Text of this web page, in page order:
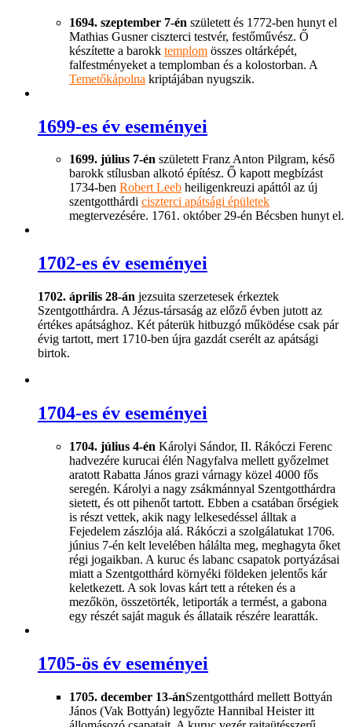
1694. szeptember 7-én született és 1772-ben hunyt el
Mathias Gusner ciszterci testvér, festőművész. Ő
készítette a barokk templom összes oltárképét,
falfestményeket a templomban és a kolostorban. A
Temetőkápolna kriptájában nyugszik.
1699-es év eseményei
1699. július 7-én született Franz Anton Pilgram, késő
barokk stílusban alkotó építész. Ő kapott megbízást
1734-ben Robert Leeb heiligenkreuzi apáttól az új
szentgotthárdi ciszterci apátsági épületek
megtervezésére. 1761. október 29-én Bécsben hunyt el.
1702-es év eseményei
1702. április 28-án jezsuita szerzetesek érkeztek
Szentgotthárdra. A Jézus-társaság az előző évben jutott az
értékes apátsághoz. Két páterük hitbuzgó működése csak pár
évig tartott, mert 1710-ben újra gazdát cserélt az apátsági
birtok.
1704-es év eseményei
1704. július 4-én Károlyi Sándor, II. Rákóczi Ferenc
hadvezére kurucai élén Nagyfalva mellett győzelmet
aratott Rabatta János grazi várnagy közel 4000 fős
seregén. Károlyi a nagy zsákmánnyal Szentgotthárdra
sietett, és ott pihenőt tartott. Ebben a csatában őrségiek
is részt vettek, akik nagy lelkesedéssel álltak a
Fejedelem zászlója alá. Rákóczi a szolgálatukat 1706.
június 7-én kelt levelében hálálta meg, meghagyta őket
régi jogaikban. A kuruc és labanc csapatok portyázásai
miatt a Szentgotthárd környéki földeken jelentős kár
keletkezett. A sok lovas kárt tett a réteken és a
mezőkön, összetörték, letiporták a termést, a gabona
egy részét saját maguk és állataik részére learatták.
1705-ös év eseményei
1705. december 13-ánSzentgotthárd mellett Bottyán
János (Vak Bottyán) legyőzte Hannibal Heister itt